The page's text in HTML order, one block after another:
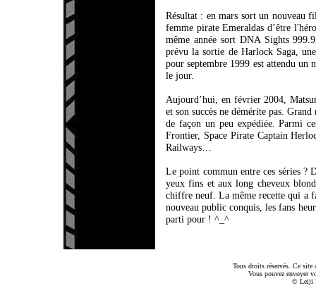
Résultat : en mars sort un nouveau
femme pirate Emeraldas d’être
même année sort DNA Sights
prévu la sortie de Harlock Saga,
pour septembre 1999 est attendu un
le jour.
Aujourd’hui, en février 2004,
et son succès ne démérite pas.
de façon un peu expédiée. Parmi
Frontier, Space Pirate Captain
Railways…
Le point commun entre ces séries ?
yeux fins et aux long cheveux
chiffre neuf. La même recette qui a
nouveau public conquis, les fans
parti pour ! ^_^
Tous droits réservés. Ce site
Vous pouvez envoyer
© Leiji